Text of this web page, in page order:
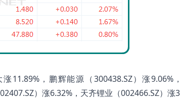
11.89%，鹏辉能源（300438.SZ）涨9.06%
）涨6.32%，天齐锂业（002466.SZ）涨